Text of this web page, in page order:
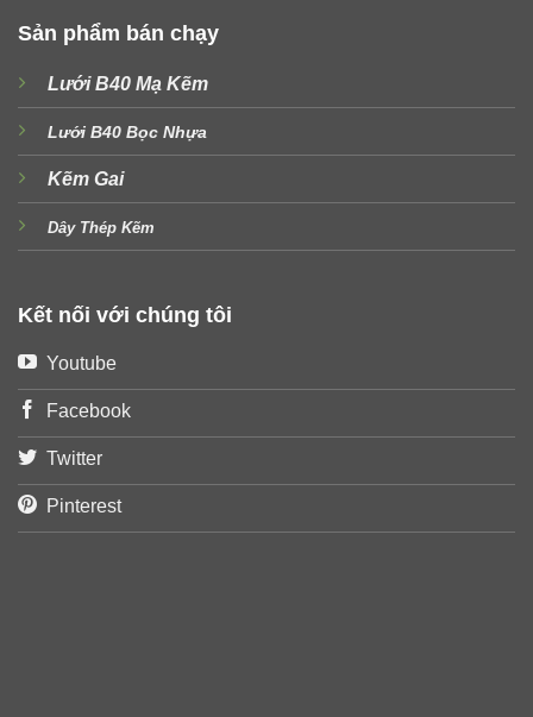
Sản phẩm bán chạy
Lưới B40 Mạ Kẽm
Lưới B40 Bọc Nhựa
Kẽm Gai
Dây Thép Kẽm
Kết nối với chúng tôi
Youtube
Facebook
Twitter
Pinterest